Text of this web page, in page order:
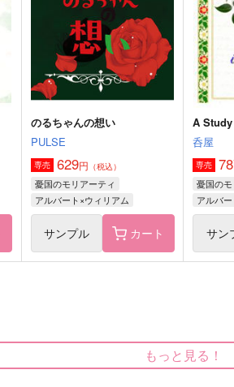
サンプル 作品詳細 サン
のるちゃんの想い
PULSE
専売 629円 （税込）
憂国のモリアーティ
アルバート×ウィリアム
サンプル カート
A
呑屋
専売
憂国の
アルバ
サン
もっと見る！